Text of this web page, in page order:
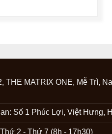
THE MATRIX ONE, Mễ Trì,
Số 1 Phúc Lợi, Việt Hưng,
2 - Thứ 7 (8h - 17h30)